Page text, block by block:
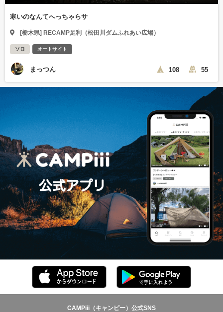
寒いのなんてへっちゃらサ
[栃木県] RECAMP足利（松田川ダムふれあい広場）
ソロ オートサイト
まっつん 108 55
CAMPiii（キャンピー）公式SNS